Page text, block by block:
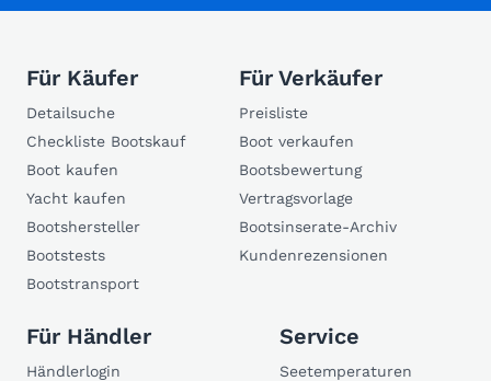
Für Käufer
Detailsuche
Checkliste Bootskauf
Boot kaufen
Yacht kaufen
Bootshersteller
Bootstests
Bootstransport
Für Verkäufer
Preisliste
Boot verkaufen
Bootsbewertung
Vertragsvorlage
Bootsinserate-Archiv
Kundenrezensionen
Für Händler
Händlerlogin
Service
Seetemperaturen